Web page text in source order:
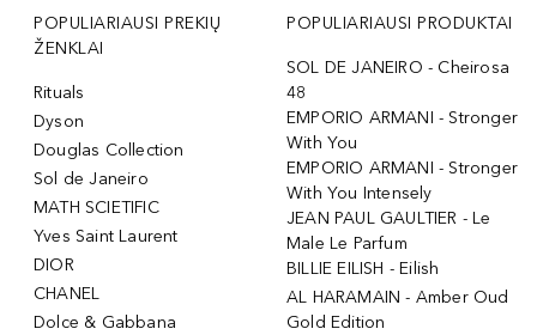
POPULIARIAUSI PREKIŲ
ŽENKLAI
Rituals
Dyson
Douglas Collection
Sol de Janeiro
MATH SCIETIFIC
Yves Saint Laurent
DIOR
CHANEL
Dolce & Gabbana
POPULIARIAUSI PRODUKTAI
SOL DE JANEIRO - Cheirosa
48
EMPORIO ARMANI - Stronger
With You
EMPORIO ARMANI - Stronger
With You Intensely
JEAN PAUL GAULTIER - Le
Male Le Parfum
BILLIE EILISH - Eilish
AL HARAMAIN - Amber Oud
Gold Edition